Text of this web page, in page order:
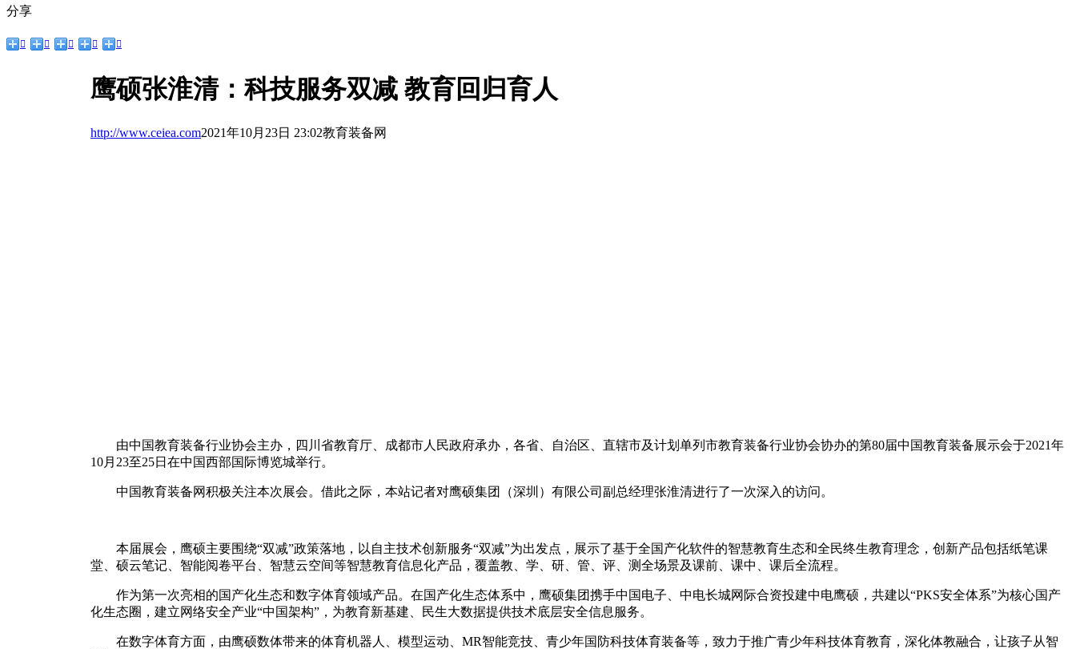
分享
    
鹰硕张淮清：科技服务双减 教育回归育人
http://www.ceiea.com2021年10月23日 23:02教育装备网
由中国教育装备行业协会主办，四川省教育厅、成都市人民政府承办，各省、自治区、直辖市及计划单列市教育装备行业协会协办的第80届中国教育装备展示会于2021年
10月23至25日在中国西部国际博览城举行。
中国教育装备网积极关注本次展会。借此之际，本站记者对鹰硕集团（深圳）有限公司副总经理张淮清进行了一次深入的访问。
本届展会，鹰硕主要围绕“双减”政策落地，以自主技术创新服务“双减”为出发点，展示了基于全国产化软件的智慧教育生态和全民终生教育理念，创新产品包括纸笔课
堂、硕云笔记、智能阅卷平台、智慧云空间等智慧教育信息化产品，覆盖教、学、研、管、评、测全场景及课前、课中、课后全流程。
作为第一次亮相的国产化生态和数字体育领域产品。在国产化生态体系中，鹰硕集团携手中国电子、中电长城网际合资投建中电鹰硕，共建以“PKS安全体系”为核心国产
化生态圈，建立网络安全产业“中国架构”，为教育新基建、民生大数据提供技术底层安全信息服务。
在数字体育方面，由鹰硕数体带来的体育机器人、模型运动、MR智能竞技、青少年国防科技体育装备等，致力于推广青少年科技体育教育，深化体教融合，让孩子从智